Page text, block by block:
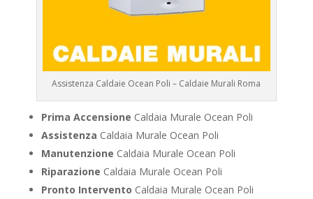
Assistenza Caldaie Ocean Poli – Caldaie Murali Roma
Prima Accensione Caldaia Murale Ocean Poli
Assistenza Caldaia Murale Ocean Poli
Manutenzione Caldaia Murale Ocean Poli
Riparazione Caldaia Murale Ocean Poli
Pronto Intervento Caldaia Murale Ocean Poli